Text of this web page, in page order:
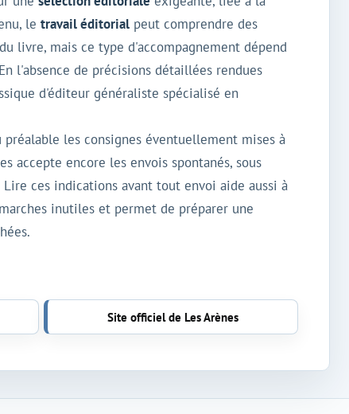
letravail éditorial peut comprendre des
livre, mais ce type d'accompagnement dépend
l'absence de précisions détaillées rendues
d'éditeur généraliste spécialisé en
les consignes éventuellement mises à
accepte encore les envois spontanés, sous
ces indications avant tout envoi aide aussi à
inutiles et permet de préparer une
Site officiel de Les Arènes